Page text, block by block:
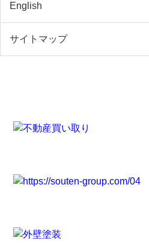
English
サイトマップ